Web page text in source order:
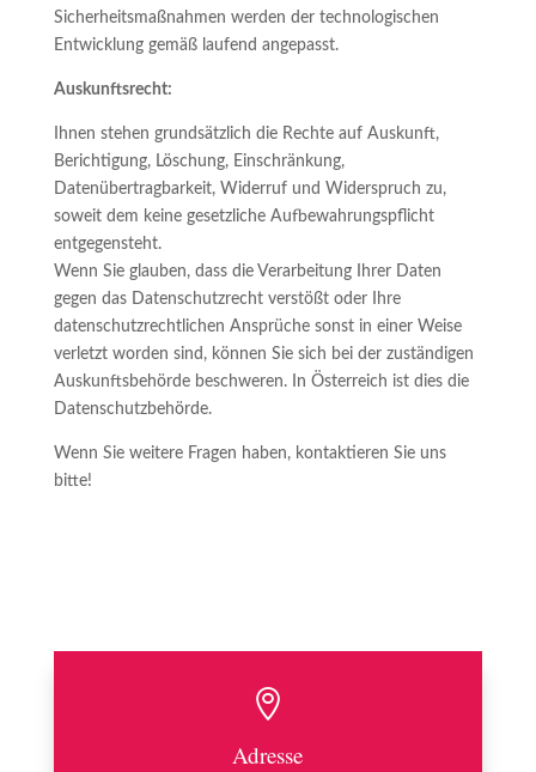
Sicherheitsmaßnahmen werden der technologischen
Entwicklung gemäß laufend angepasst.
Auskunftsrecht:
Ihnen stehen grundsätzlich die Rechte auf Auskunft,
Berichtigung, Löschung, Einschränkung,
Datenübertragbarkeit, Widerruf und Widerspruch zu,
soweit dem keine gesetzliche Aufbewahrungspflicht
entgegensteht.
Wenn Sie glauben, dass die Verarbeitung Ihrer Daten
gegen das Datenschutzrecht verstößt oder Ihre
datenschutzrechtlichen Ansprüche sonst in einer Weise
verletzt worden sind, können Sie sich bei der zuständigen
Auskunftsbehörde beschweren. In Österreich ist dies die
Datenschutzbehörde.
Wenn Sie weitere Fragen haben, kontaktieren Sie uns
bitte!

Adresse